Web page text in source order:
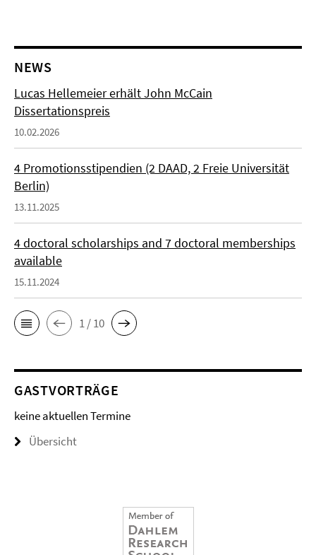
NEWS
Lucas Hellemeier erhält John McCain
Dissertationspreis
10.02.2026
4 Promotionsstipendien (2 DAAD, 2 Freie Universität
Berlin)
13.11.2025
4 doctoral scholarships and 7 doctoral memberships
available
15.11.2024
1 / 10
GASTVORTRÄGE
keine aktuellen Termine
Übersicht